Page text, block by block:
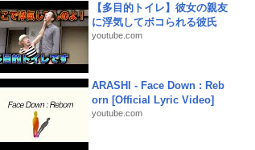
【多目的トイレ】彼女の親友
に浮気してボコられる彼氏
youtube.com
ARASHI - Face Down : Reb
orn [Official Lyric Video]
youtube.com